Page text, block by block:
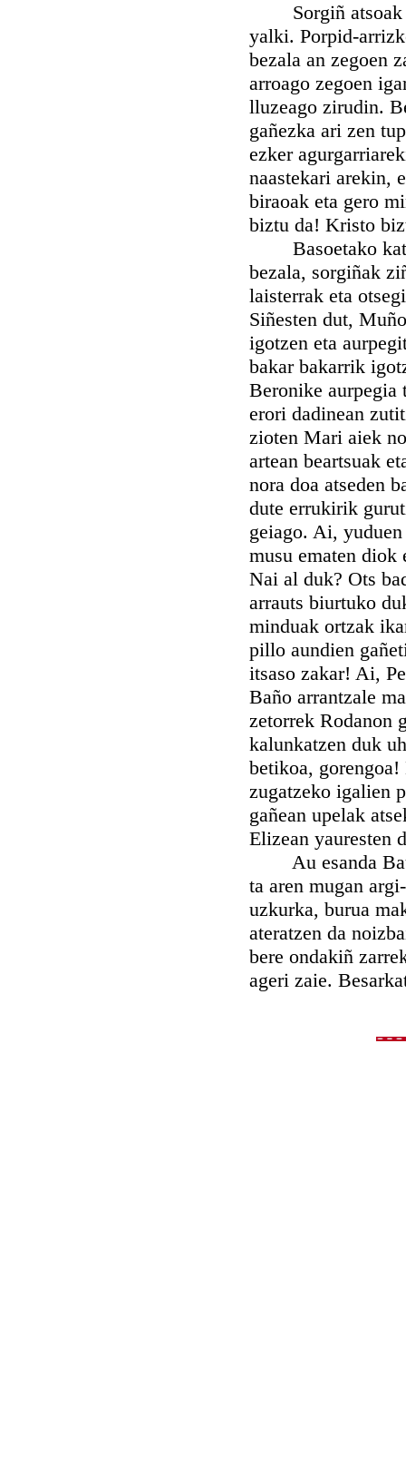
Sorgiñ atsoak
yalki. Porpid-
bezala an zegoen
arroago zegoen
lluzeago zirudin.
gañezka ari zen
ezker
naastekari arekin,
biraoak eta gero
biztu da! Kristo
Basoetako
bezala, sorgiñak
laisterrak eta
Siñesten dut,
igotzen eta
bakar bakarrik
Beronike aurpegia
erori dadinean
zioten Mari aiek
artean beartsuak
nora doa atseden
dute errukirik
geiago. Ai,
musu ematen diok
Nai al duk? Ots
arrauts biurtuko
minduak ortzak
pillo aundien
itsaso zakar! Ai,
Baño arrantzale
zetorrek Rodanon
kalunkatzen duk
betikoa,
zugatzeko igalien
gañean upelak
Elizean yauresten
Au esanda
ta aren mugan
uzkurka, burua
ateratzen da
bere ondakiñ
ageri zaie.